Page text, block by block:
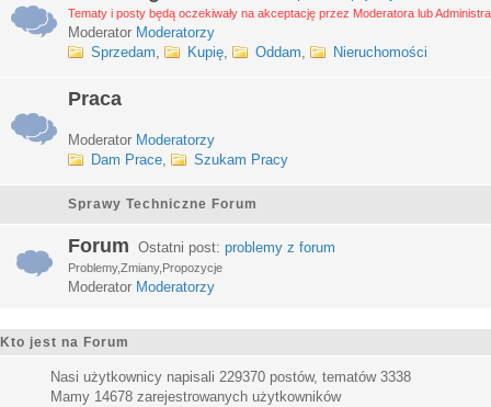
Tematy i posty będą oczekiwały na akceptację przez Moderatora lub
Moderator Moderatorzy
Sprzedam, Kupię, Oddam, Nieruchomości
Praca
Moderator Moderatorzy
Dam Prace, Szukam Pracy
Sprawy Techniczne Forum
Forum Ostatni post: problemy z forum
Problemy,Zmiany,Propozycje
Moderator Moderatorzy
Kto jest na Forum
Nasi użytkownicy napisali 229370 postów, tematów 3338
Mamy 14678 zarejestrowanych użytkowników